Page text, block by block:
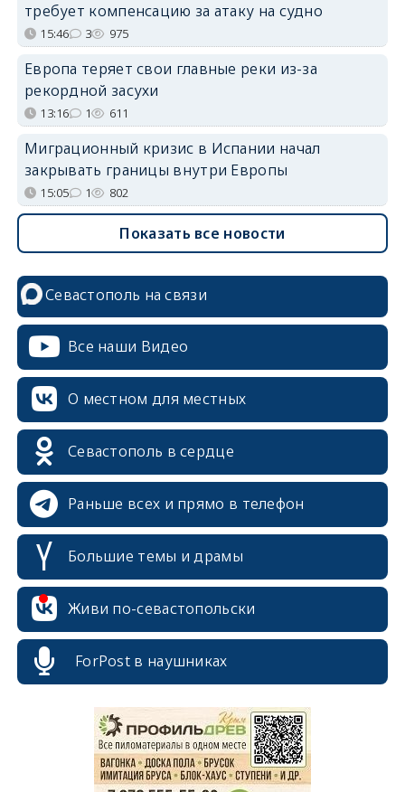
требует компенсацию за атаку на судно
15:46 3 975
Европа теряет свои главные реки из-за
рекордной засухи
13:16 1 611
Миграционный кризис в Испании начал
закрывать границы внутри Европы
15:05 1 802
Показать все новости
Севастополь на связи
Все наши Видео
О местном для местных
Севастополь в сердце
Раньше всех и прямо в телефон
Большие темы и драмы
Живи по-севастопольски
ForPost в наушниках
erid: 2SDnjcrDNw6